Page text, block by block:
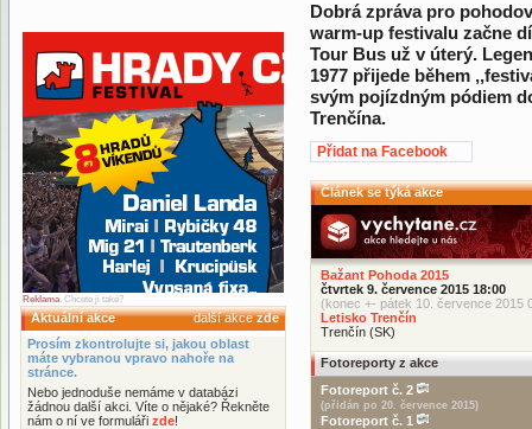
Reklama. Chcete ji také?
Aktuální akce další akcezde
Prosím zkontrolujte si, jakou oblast
máte vybranou vpravo nahoře na
stránce.
Nebo jednoduše nemáme v databázi
žádnou další akci. Víte o nějaké? Řekněte
nám o ní ve formuláři zde!
Dobrá zpráva pro
warm-up festivalu začne
Tour Bus už v úterý.
1977 přijede během
svým pojízdným pódiem
Trenčína.
Přidat na Facebook
Článek se týká akce
Bažant Pohoda 2015
čtvrtek 9. července 2015 18:00
(konec +- pátek 10. července 2015
Letisko Trenčín
Trenčín (SK)
Fotoreporty z akce
Fotoreport č. 2
(přidán po 20. července 2015)
Fotoreport č. 1